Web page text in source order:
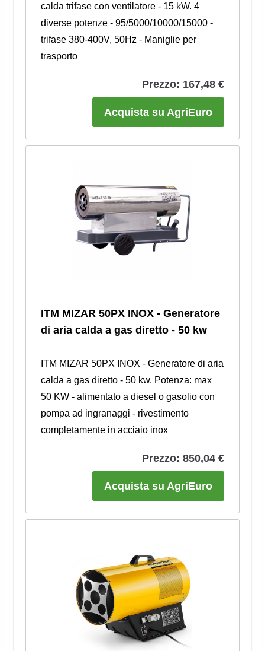
calda trifase con ventilatore - 15 kW. 4
diverse potenze - 95/5000/10000/15000 -
trifase 380-400V, 50Hz - Maniglie per
trasporto
Prezzo: 167,48 €
Acquista su AgriEuro
ITM MIZAR 50PX INOX - Generatore
di aria calda a gas diretto - 50 kw
ITM MIZAR 50PX INOX - Generatore di aria
calda a gas diretto - 50 kw. Potenza: max
50 KW - alimentato a diesel o gasolio con
pompa ad ingranaggi - rivestimento
completamente in acciaio inox
Prezzo: 850,04 €
Acquista su AgriEuro